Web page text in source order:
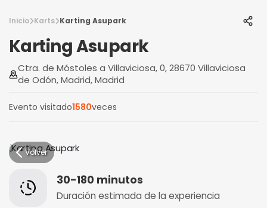
Inicio Karts Karting Asupark
Karting Asupark
Ctra. de Móstoles a Villaviciosa, 0, 28670 Villaviciosa
de Odón, Madrid, Madrid
Evento visitado1580veces
Volver
30-180 minutos
Duración estimada de la experiencia